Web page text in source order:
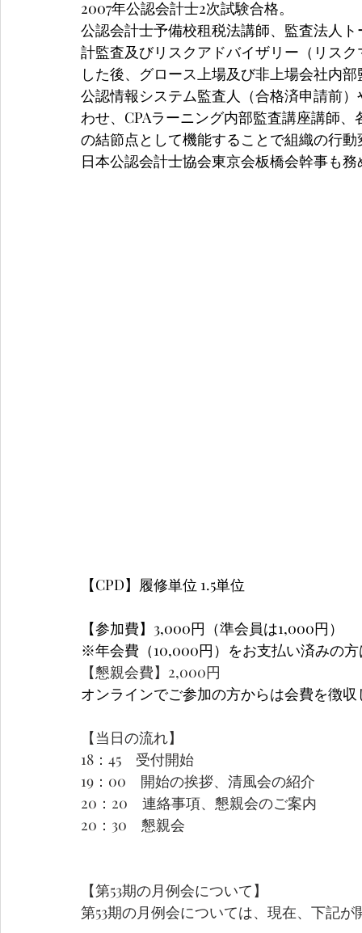
2007年公認会計士2次試験合格。
公認会計士予備校租税法講師、監査法人
計監査及びリスクアドバイザリー（リス
した後、グロース上場及び非上場会社内
公認情報システム監査人（合格済申請前
わせ、CPAラーニング内部監査講座講師
の結節点として機能することで組織の行
日本公認会計士協会東京会板橋会幹事も務
【CPD】履修単位 1.5単位
【参加費】3,000円（準会員は1,000円）
※年会費（10,000円）をお支払い済みの
【懇親会費】2,000円
オンラインでご参加の方からは会費を徴
【当日の流れ】
18：45　受付開始
19：00　開始の挨拶、清風会の紹介
20：20　連絡事項、懇親会のご案内
20：30　懇親会
【第53期の月例会について】
第53期の月例会については、現在、下記が